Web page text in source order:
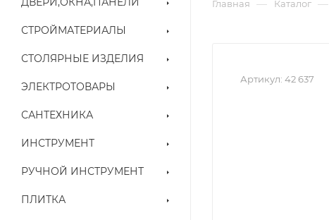
СТРОЙМАТЕРИАЛЫ
СТОЛЯРНЫЕ ИЗДЕЛИЯ
ЭЛЕКТРОТОВАРЫ
САНТЕХНИКА
ИНСТРУМЕНТ
РУЧНОЙ ИНСТРУМЕНТ
ПЛИТКА
Главная — Каталог —
Артикул: 42 637